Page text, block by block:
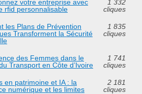
votre entreprise avec
rfid personnalisable
1 332
cliques
les Plans de Prévention
Transforment la Sécurité
1 835
cliques
des Femmes dans le
Transport en Côte d’Ivoire
1 741
cliques
en patrimoine et IA : la
numérique et les limites
2 181
cliques